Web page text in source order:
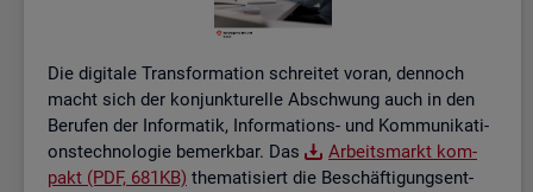
Die di­gi­ta­le Trans­for­ma­ti­on schrei­tet voran, den­noch
macht sich der kon­junk­tu­rel­le Ab­schwung auch in den
Be­ru­fen der In­for­ma­tik, In­for­ma­ti­ons- und Kom­mu­ni­ka­ti­
ons­tech­no­lo­gie be­merk­bar. Das
Ar­beits­markt kom­
pakt (PDF, 681KB) the­ma­ti­siert die Be­schäf­ti­gungs­ent­